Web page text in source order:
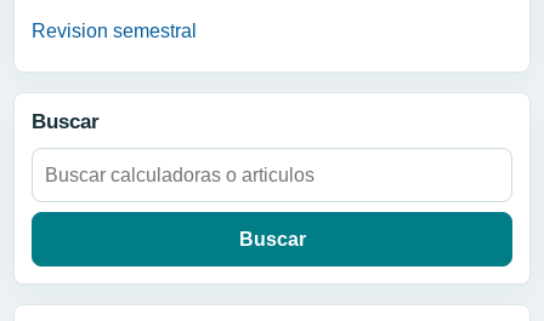
Revision semestral
Buscar
Buscar: